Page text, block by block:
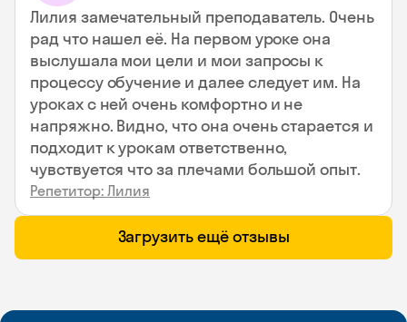
Лилия замечательный преподаватель. Очень
рад что нашел её. На первом уроке она
выслушала мои цели и мои запросы к
процессу обучение и далее следует им. На
уроках с ней очень комфортно и не
напряжно. Видно, что она очень старается и
подходит к урокам ответственно,
чувствуется что за плечами большой опыт.
Репетитор: Лилия
Загрузить ещё отзывы